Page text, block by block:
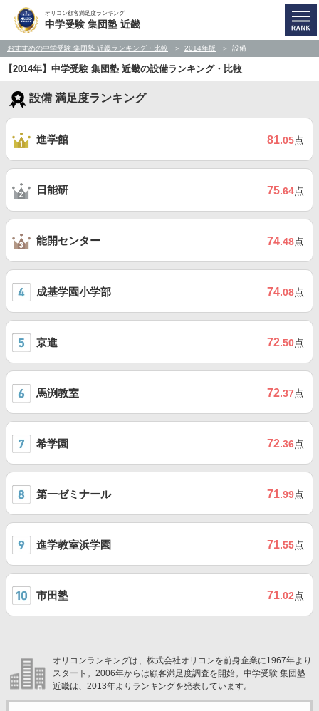
オリコン顧客満足度ランキング
中学受験 集団塾 近畿
おすすめの中学受験 集団塾 近畿ランキング・比較 2014年版 設備
【2014年】中学受験 集団塾 近畿の設備ランキング・比較
設備 満足度ランキング
進学館 81.05点
日能研 75.64点
能開センター 74.48点
成基学園小学部 74.08点
京進 72.50点
馬渕教室 72.37点
希学園 72.36点
第一ゼミナール 71.99点
進学教室浜学園 71.55点
市田塾 71.02点
オリコンランキングは、株式会社オリコンを前身企業に1967年より
スタート。2006年からは顧客満足度調査を開始。中学受験 集団塾
近畿は、2013年よりランキングを発表しています。